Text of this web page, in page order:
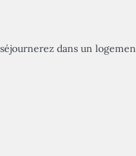
dans un